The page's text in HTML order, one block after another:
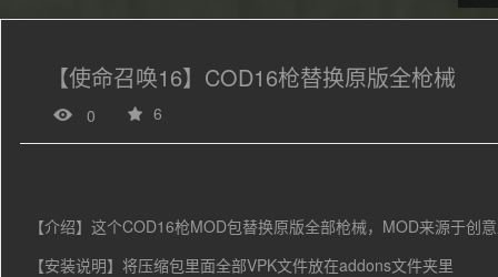
【使命召唤16】COD16枪替换原版全枪械
0 6
【介绍】这个COD16枪MOD包替换原版全部枪械，MOD来源于创
【安装说明】将压缩包里面全部VPK文件放在addons文件夹里